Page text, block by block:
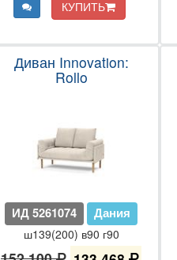
КУПИТЬ
Диван Innovation:
Rollo
ИД 5261074 Дания
ш139(200) в90 г90